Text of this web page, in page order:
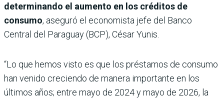
determinando el aumento en los créditos de
consumo, aseguró el economista jefe del Banco
Central del Paraguay (BCP), César Yunis.
“Lo que hemos visto es que los préstamos de consumo
han venido creciendo de manera importante en los
últimos años; entre mayo de 2024 y mayo de 2026, la